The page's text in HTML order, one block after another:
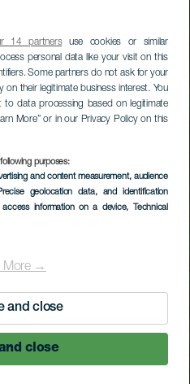
14 partnersuse cookies or similar
personal data like your visit on this
Some partners do not ask for your
their legitimate business interest. You
data processing based on legitimate
More” or in our Privacy Policy on this
purposes:
and content measurement, audience
geolocation data, and identification
information on a device, Technical
More →
and close
close